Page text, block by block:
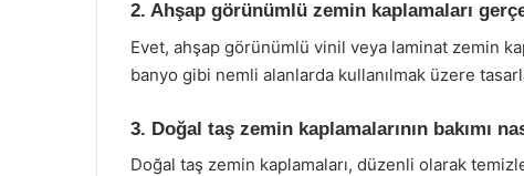
2. Ahşap görünümlü zemin kaplamaları
Evet, ahşap görünümlü vinil veya laminat zemin
banyo gibi nemli alanlarda kullanılmak üzere
3. Doğal taş zemin kaplamalarının bakımı
Doğal taş zemin kaplamaları, düzenli olarak